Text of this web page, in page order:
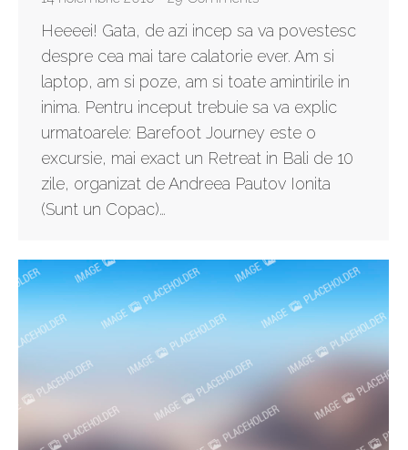
Heeeei! Gata, de azi incep sa va povestesc
despre cea mai tare calatorie ever. Am si
laptop, am si poze, am si toate amintirile in
inima. Pentru inceput trebuie sa va explic
urmatoarele: Barefoot Journey este o
excursie, mai exact un Retreat in Bali de 10
zile, organizat de Andreea Pautov Ionita
(Sunt un Copac)…